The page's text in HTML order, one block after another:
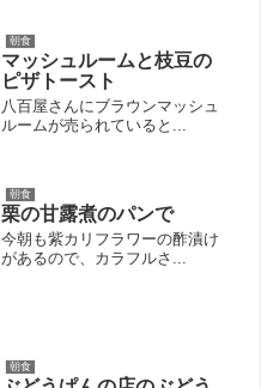
朝食
マッシュルームと枝豆の
ピザトースト
八百屋さんにブラウンマッシュ
ルームが売られていると...
朝食
栗の甘露煮のパンで
今朝も紫カリフラワーの酢漬け
があるので、カラフルさ...
朝食